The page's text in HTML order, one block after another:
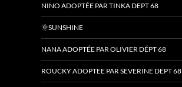
NINO ADOPTÉE PAR TINKA DEPT 68
🌞SUNSHINE
NANA ADOPTÉE PAR OLIVIER DÉPT 68
ROUCKY ADOPTEE PAR SEVERINE DEPT 68